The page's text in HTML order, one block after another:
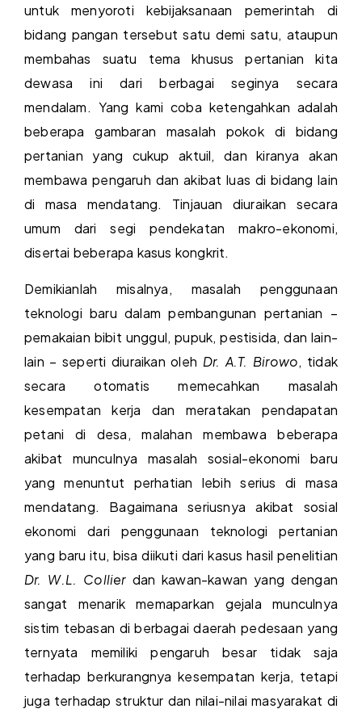
untuk menyoroti kebijaksanaan pemerintah di
bidang pangan tersebut satu demi satu, ataupun
membahas suatu tema khusus pertanian kita
dewasa ini dari berbagai seginya secara
mendalam. Yang kami coba ketengahkan adalah
beberapa gambaran masalah pokok di bidang
pertanian yang cukup aktuil, dan kiranya akan
membawa pengaruh dan akibat luas di bidang lain
di masa mendatang. Tinjauan diuraikan secara
umum dari segi pendekatan makro-ekonomi,
disertai beberapa kasus kongkrit.
Demikianlah misalnya, masalah penggunaan
teknologi baru dalam pembangunan pertanian –
pemakaian bibit unggul, pupuk, pestisida, dan lain-
lain – seperti diuraikan oleh Dr. A.T. Birowo, tidak
secara otomatis memecahkan masalah
kesempatan kerja dan meratakan pendapatan
petani di desa, malahan membawa beberapa
akibat munculnya masalah sosial-ekonomi baru
yang menuntut perhatian lebih serius di masa
mendatang. Bagaimana seriusnya akibat sosial
ekonomi dari penggunaan teknologi pertanian
yang baru itu, bisa diikuti dari kasus hasil penelitian
Dr. W.L. Collierdan kawan-kawan yang dengan
sangat menarik memaparkan gejala munculnya
sistim tebasan di berbagai daerah pedesaan yang
ternyata memiliki pengaruh besar tidak saja
terhadap berkurangnya kesempatan kerja, tetapi
juga terhadap struktur dan nilai-nilai masyarakat di